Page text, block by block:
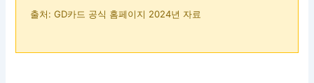
출처: GD카드 공식 홈페이지 2024년 자료